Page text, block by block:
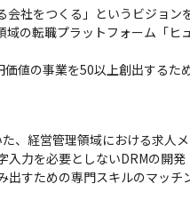
会社をつくる」というビジョ
の転職プラットフォーム「
値の事業を50以上創出する
、経営管理領域における求人
入力を必要としないDRMの開発
出すための専門スキルのマッチ